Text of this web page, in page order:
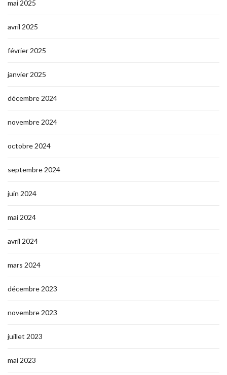
mai 2025
avril 2025
février 2025
janvier 2025
décembre 2024
novembre 2024
octobre 2024
septembre 2024
juin 2024
mai 2024
avril 2024
mars 2024
décembre 2023
novembre 2023
juillet 2023
mai 2023